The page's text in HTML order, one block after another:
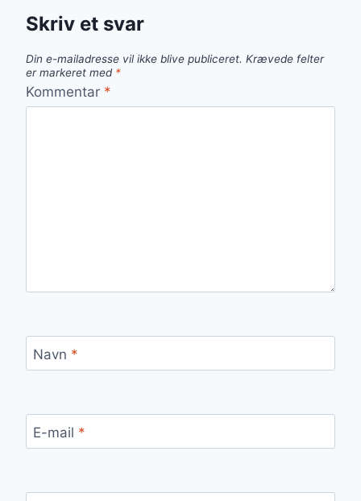
Skriv et svar
Din e-mailadresse vil ikke blive publiceret. Krævede felter
er markeret med *
Kommentar *
Navn *
E-mail *